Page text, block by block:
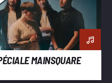
MAINSQUARE